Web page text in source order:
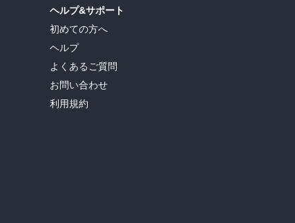
ヘルプ&サポート
初めての方へ
ヘルプ
よくあるご質問
お問い合わせ
利用規約